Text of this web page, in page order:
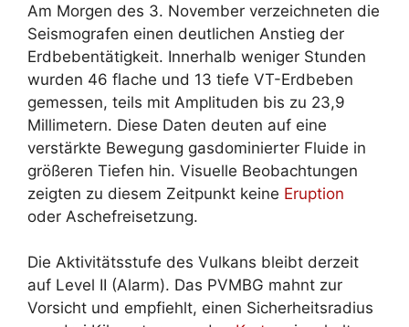
Am Morgen des 3. November verzeichneten die
Seismografen einen deutlichen Anstieg der
Erdbebentätigkeit. Innerhalb weniger Stunden
wurden 46 flache und 13 tiefe VT-Erdbeben
gemessen, teils mit Amplituden bis zu 23,9
Millimetern. Diese Daten deuten auf eine
verstärkte Bewegung gasdominierter Fluide in
größeren Tiefen hin. Visuelle Beobachtungen
zeigten zu diesem Zeitpunkt keine Eruption
oder Aschefreisetzung.
Die Aktivitätsstufe des Vulkans bleibt derzeit
auf Level II (Alarm). Das PVMBG mahnt zur
Vorsicht und empfiehlt, einen Sicherheitsradius